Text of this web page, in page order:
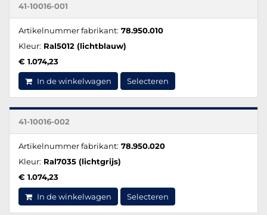
41-10016-001
Artikelnummer fabrikant: 78.950.010
Kleur: Ral5012 (lichtblauw)
€ 1.074,23
In de winkelwagen Selecteren
41-10016-002
Artikelnummer fabrikant: 78.950.020
Kleur: Ral7035 (lichtgrijs)
€ 1.074,23
In de winkelwagen Selecteren